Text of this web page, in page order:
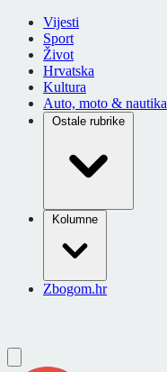
Vijesti
Sport
Život
Hrvatska
Kultura
Auto, moto & nautika
Ostale rubrike
Kolumne
Zbogom.hr